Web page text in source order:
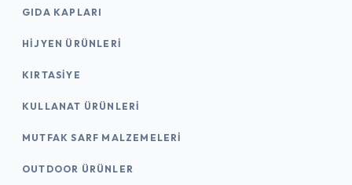
GIDA KAPLARI
HIJYEN ÜRÜNLERI
KIRTASİYE
KULLANAT ÜRÜNLERI
MUTFAK SARF MALZEMELERI
OUTDOOR ÜRÜNLER